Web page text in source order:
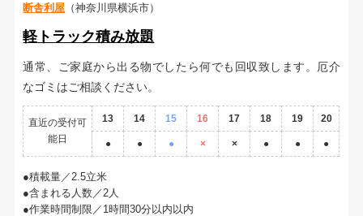
断舎利屋 （神奈川県横浜市）
軽トラック積み放題
通常、ご家庭から出る物でしたら何でも回収致します。厄介
なゴミはご相談ください。
直近の受付可
能日
13 14 15 16 17 18 19 20
● ● ● × × ● ● ●
積載量／2.5立米
含まれる人数／2人
作業時間制限／1時間30分以内以内